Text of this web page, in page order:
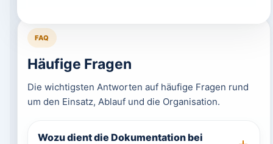
FAQ
Häufige Fragen
Die wichtigsten Antworten auf häufige Fragen rund
um den Einsatz, Ablauf und die Organisation.
Wozu dient die Dokumentation bei